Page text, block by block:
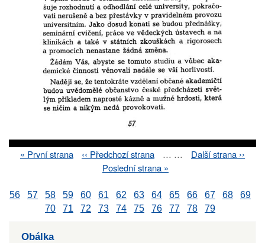
First
« První strana
Previous
‹‹ Předchozí strana … …
Next
Další strana ››
Last
Poslední strana »
56 57 58 59 60 61 62 63 64 65 66 67 68
69
70
71 72 73 74 75 76 77 78 79
Obálka